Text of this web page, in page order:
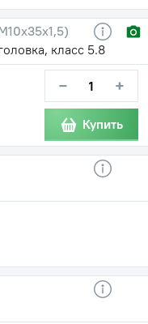
класс 5.8
− +
Купить